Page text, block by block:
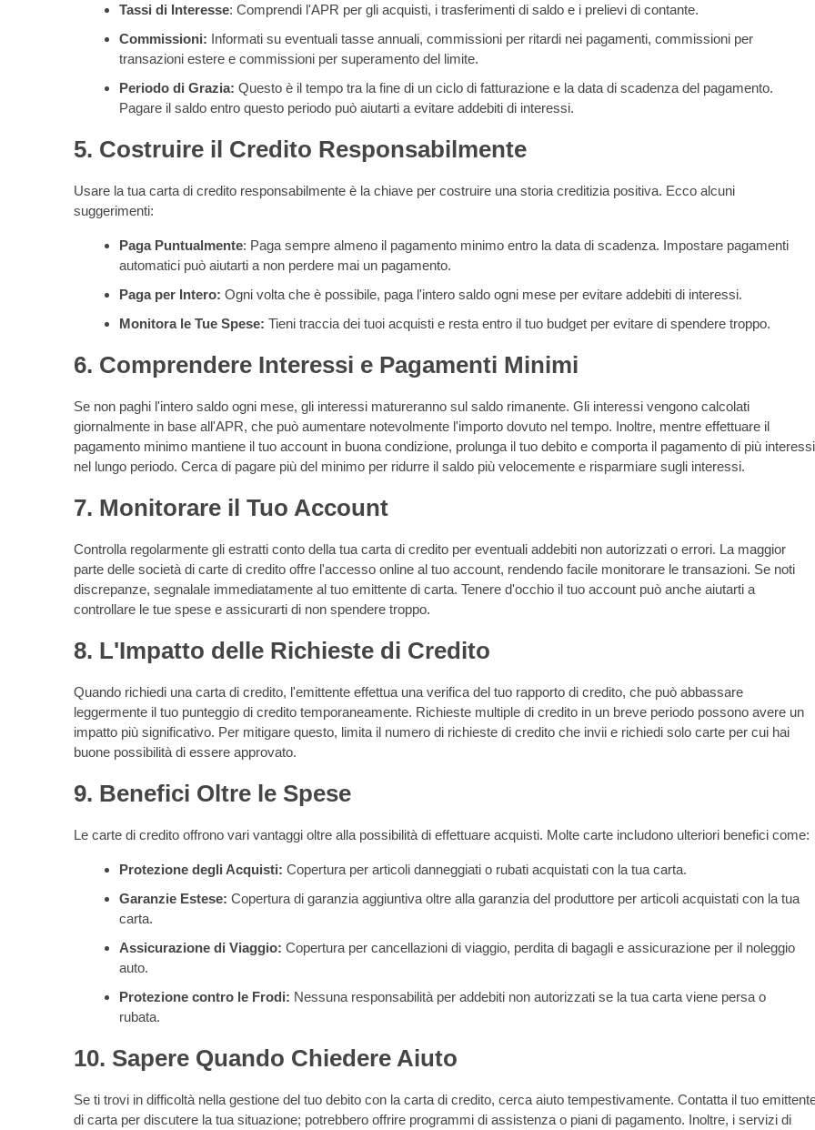
Tassi di Interesse: Comprendi l'APR per gli acquisti, i trasferimenti di saldo e i prelievi di contante.
Commissioni: Informati su eventuali tasse annuali, commissioni per ritardi nei pagamenti, commissioni per
transazioni estere e commissioni per superamento del limite.
Periodo di Grazia:Questo è il tempo tra la fine di un ciclo di fatturazione e la data di scadenza del pagamento.
Pagare il saldo entro questo periodo può aiutarti a evitare addebiti di interessi.
5. Costruire il Credito Responsabilmente
Usare la tua carta di credito responsabilmente è la chiave per costruire una storia creditizia positiva. Ecco alcuni
suggerimenti:
Paga Puntualmente: Paga sempre almeno il pagamento minimo entro la data di scadenza. Impostare pagamenti
automatici può aiutarti a non perdere mai un pagamento.
Paga per Intero:Ogni volta che è possibile, paga l'intero saldo ogni mese per evitare addebiti di interessi.
Monitora le Tue Spese:Tieni traccia dei tuoi acquisti e resta entro il tuo budget per evitare di spendere troppo.
6. Comprendere Interessi e Pagamenti Minimi
Se non paghi l'intero saldo ogni mese, gli interessi matureranno sul saldo rimanente. Gli interessi vengono calcolati
giornalmente in base all'APR, che può aumentare notevolmente l'importo dovuto nel tempo. Inoltre, mentre effettuare il
pagamento minimo mantiene il tuo account in buona condizione, prolunga il tuo debito e comporta il pagamento di più interessi
nel lungo periodo. Cerca di pagare più del minimo per ridurre il saldo più velocemente e risparmiare sugli interessi.
7. Monitorare il Tuo Account
Controlla regolarmente gli estratti conto della tua carta di credito per eventuali addebiti non autorizzati o errori. La maggior
parte delle società di carte di credito offre l'accesso online al tuo account, rendendo facile monitorare le transazioni. Se noti
discrepanze, segnalale immediatamente al tuo emittente di carta. Tenere d'occhio il tuo account può anche aiutarti a
controllare le tue spese e assicurarti di non spendere troppo.
8. L'Impatto delle Richieste di Credito
Quando richiedi una carta di credito, l'emittente effettua una verifica del tuo rapporto di credito, che può abbassare
leggermente il tuo punteggio di credito temporaneamente. Richieste multiple di credito in un breve periodo possono avere un
impatto più significativo. Per mitigare questo, limita il numero di richieste di credito che invii e richiedi solo carte per cui hai
buone possibilità di essere approvato.
9. Benefici Oltre le Spese
Le carte di credito offrono vari vantaggi oltre alla possibilità di effettuare acquisti. Molte carte includono ulteriori benefici come:
Protezione degli Acquisti: Copertura per articoli danneggiati o rubati acquistati con la tua carta.
Garanzie Estese:Copertura di garanzia aggiuntiva oltre alla garanzia del produttore per articoli acquistati con la tua
carta.
Assicurazione di Viaggio: Copertura per cancellazioni di viaggio, perdita di bagagli e assicurazione per il noleggio
auto.
Protezione contro le Frodi: Nessuna responsabilità per addebiti non autorizzati se la tua carta viene persa o
rubata.
10. Sapere Quando Chiedere Aiuto
Se ti trovi in difficoltà nella gestione del tuo debito con la carta di credito, cerca aiuto tempestivamente. Contatta il tuo
di carta per discutere la tua situazione; potrebbero offrire programmi di assistenza o piani di pagamento. Inoltre, i servizi di